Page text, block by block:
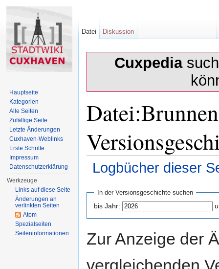
Cuxpedia
Logbücher dieser
In der Versionsgeschichte suchen
bis Jahr:
Zur Anzeige der
Datei Diskussion
Hauptseite
Kategorien
Alle Seiten
Zufällige Seite
Letzte Änderungen
Cuxhaven-Weblinks
Erste Schritte
Impressum
Datenschutzerklärung
Werkzeuge
Links auf diese Seite
Änderungen an
verlinkten Seiten
Atom
Spezialseiten
Seiten­informationen